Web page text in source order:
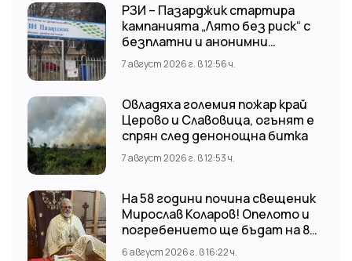
РЗИ – Пазарджик стартира
кампанията „Лято без риск“ с
безплатни и анонимни
изследвания за ХИВ
7 август 2026 г. в 12:56 ч.
Овладяха големия пожар край
Церово и Славовица, огънят е
спрян след денонощна битка
7 август 2026 г. в 12:53 ч.
На 58 години почина свещеник
Мирослав Коларов! Опелото и
погребението ще бъдат на 8
август (събота) от 11:00 часа в
6 август 2026 г. в 16:22 ч.